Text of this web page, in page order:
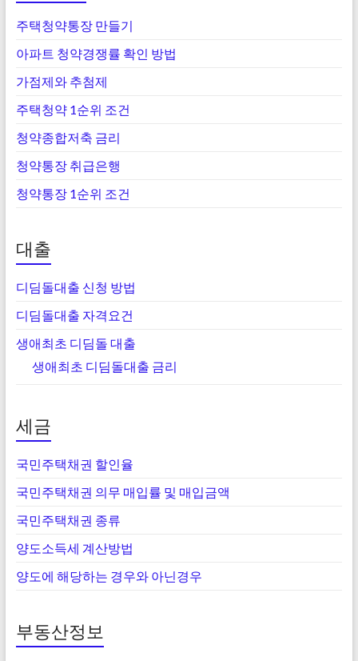
주택청약통장 만들기
아파트 청약경쟁률 확인 방법
가점제와 추첨제
주택청약 1순위 조건
청약종합저축 금리
청약통장 취급은행
청약통장 1순위 조건
대출
디딤돌대출 신청 방법
디딤돌대출 자격요건
생애최초 디딤돌 대출
생애최초 디딤돌대출 금리
세금
국민주택채권 할인율
국민주택채권 의무 매입률 및 매입금액
국민주택채권 종류
양도소득세 계산방법
양도에 해당하는 경우와 아닌경우
부동산정보